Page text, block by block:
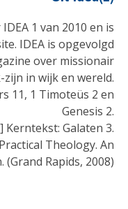
1 van 2010 en is
IDEA is opgevolgd
over missionair
zijn in wijk en wereld.
11, 1 Timoteüs 2 en
Genesis 2.
Kerntekst: Galaten 3.
Theology. An
Rapids, 2008)